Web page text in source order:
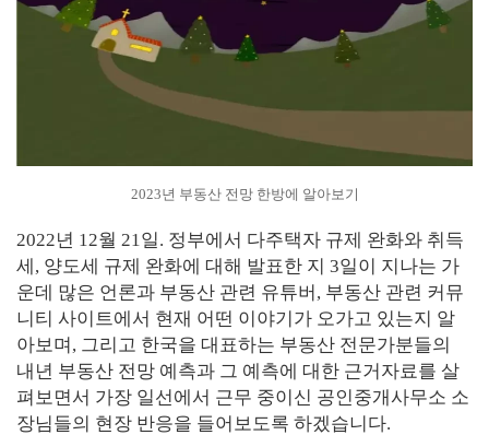
2023년 부동산 전망 한방에 알아보기
2022년 12월 21일. 정부에서 다주택자 규제 완화와 취득
세, 양도세 규제 완화에 대해 발표한 지 3일이 지나는 가
운데 많은 언론과 부동산 관련 유튜버, 부동산 관련 커뮤
니티 사이트에서 현재 어떤 이야기가 오가고 있는지 알
아보며, 그리고 한국을 대표하는 부동산 전문가분들의
내년 부동산 전망 예측과 그 예측에 대한 근거자료를 살
펴보면서 가장 일선에서 근무 중이신 공인중개사무소 소
장님들의 현장 반응을 들어보도록 하겠습니다.